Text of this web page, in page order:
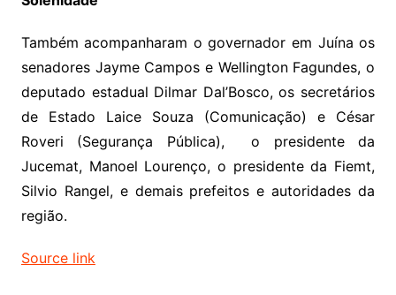
Também acompanharam o governador em Juína os
senadores Jayme Campos e Wellington Fagundes, o
deputado estadual Dilmar Dal’Bosco, os secretários
de Estado Laice Souza (Comunicação) e César
Roveri (Segurança Pública), o presidente da
Jucemat, Manoel Lourenço, o presidente da Fiemt,
Silvio Rangel, e demais prefeitos e autoridades da
região.
Source link